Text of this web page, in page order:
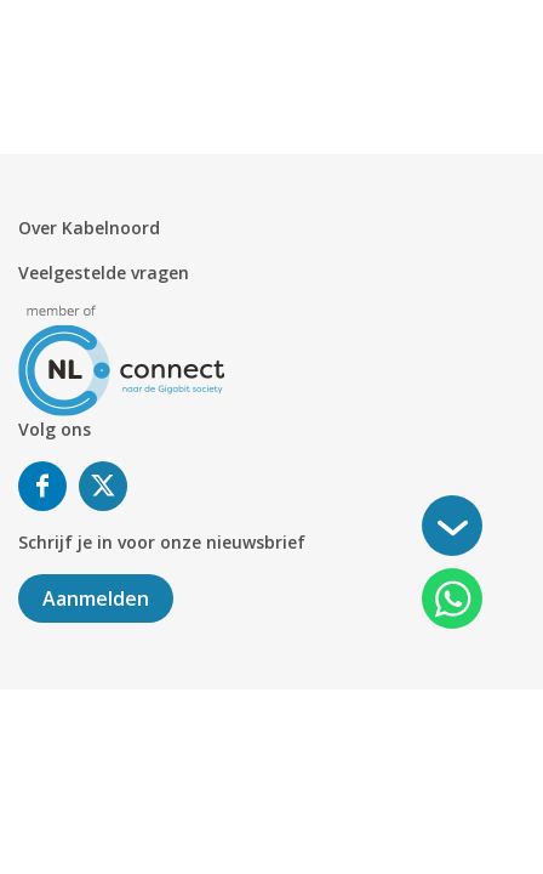
Over Kabelnoord
Veelgestelde vragen
Volg ons
Schrijf je in voor onze nieuwsbrief
Aanmelden